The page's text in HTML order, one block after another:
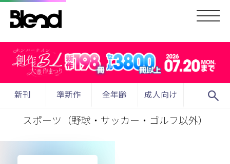
新刊 準新作 全年齢 成人向け search
スポーツ（野球・サッカー・ゴルフ以外）